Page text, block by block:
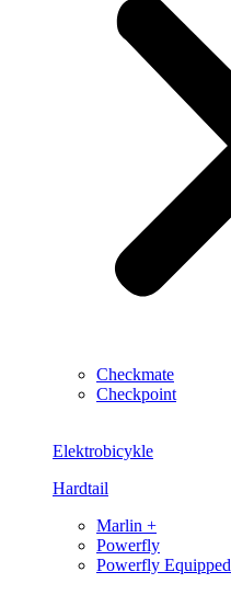
Checkmate
Checkpoint
Elektrobicykle
Hardtail
Marlin +
Powerfly
Powerfly Equipped